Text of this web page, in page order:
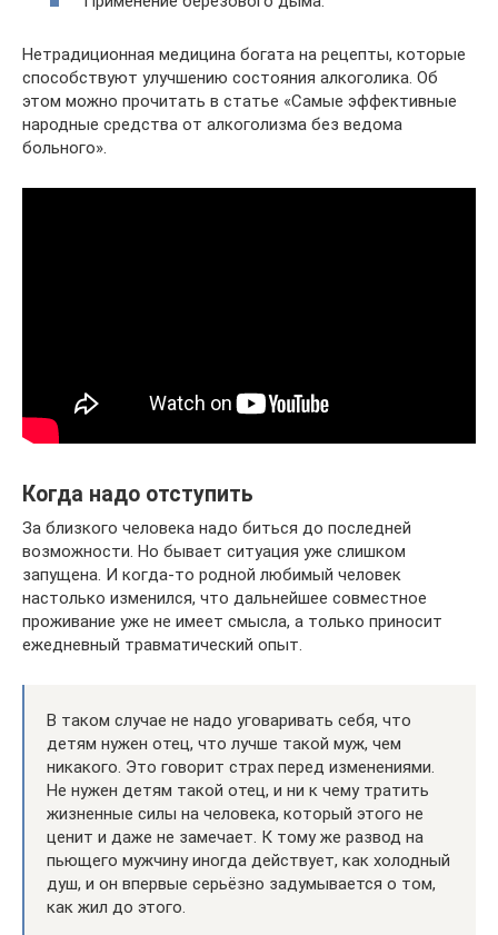
Нетрадиционная медицина богата на рецепты, которые
способствуют улучшению состояния алкоголика. Об
этом можно прочитать в статье «Самые эффективные
народные средства от алкоголизма без ведома
больного».
Когда надо отступить
За близкого человека надо биться до последней
возможности. Но бывает ситуация уже слишком
запущена. И когда-то родной любимый человек
настолько изменился, что дальнейшее совместное
проживание уже не имеет смысла, а только приносит
ежедневный травматический опыт.
В таком случае не надо уговаривать себя, что
детям нужен отец, что лучше такой муж, чем
никакого. Это говорит страх перед изменениями.
Не нужен детям такой отец, и ни к чему тратить
жизненные силы на человека, который этого не
ценит и даже не замечает. К тому же развод на
пьющего мужчину иногда действует, как холодный
душ, и он впервые серьёзно задумывается о том,
как жил до этого.